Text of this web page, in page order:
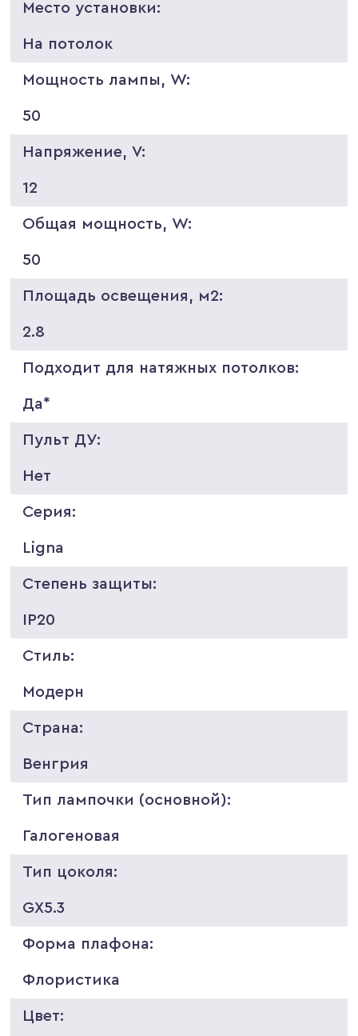
Место установки:
На потолок
Мощность лампы, W:
50
Напряжение, V:
12
Общая мощность, W:
50
Площадь освещения, м2:
2.8
Подходит для натяжных потолков:
Да*
Пульт ДУ:
Нет
Серия:
Ligna
Степень защиты:
IP20
Стиль:
Модерн
Страна:
Венгрия
Тип лампочки (основной):
Галогеновая
Тип цоколя:
GX5.3
Форма плафона:
Флористика
Цвет: